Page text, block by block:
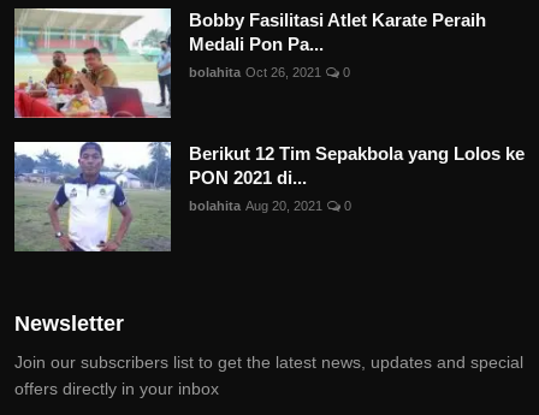
Bobby Fasilitasi Atlet Karate Peraih
Medali Pon Pa...
bolahita Oct 26, 2021 0
Berikut 12 Tim Sepakbola yang Lolos ke
PON 2021 di...
bolahita Aug 20, 2021 0
Newsletter
Join our subscribers list to get the latest news, updates and special
offers directly in your inbox